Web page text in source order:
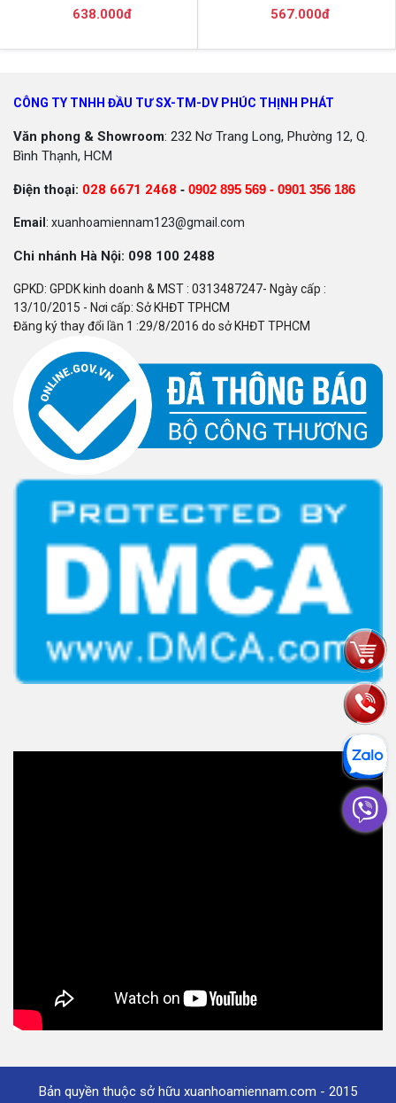
638.000đ 567.000đ
CÔNG TY TNHH ĐẦU TƯ SX-TM-DV PHÚC THỊNH PHÁT
Văn phong & Showroom: 232 Nơ Trang Long, Phường 12, Q.
Bình Thạnh, HCM
Điện thoại: 028 6671 2468 - 0902 895 569 - 0901 356 186
Email : xuanhoamiennam123@gmail.com
Chi nhánh Hà Nội: 098 100 2488
GPKD: GPDK kinh doanh & MST : 0313487247- Ngày cấp :
13/10/2015 - Nơi cấp: Sở KHĐT TPHCM
Đăng ký thay đổi lần 1 :29/8/2016 do sở KHĐT TPHCM
Bản quyền thuộc sở hữu xuanhoamiennam.com - 2015